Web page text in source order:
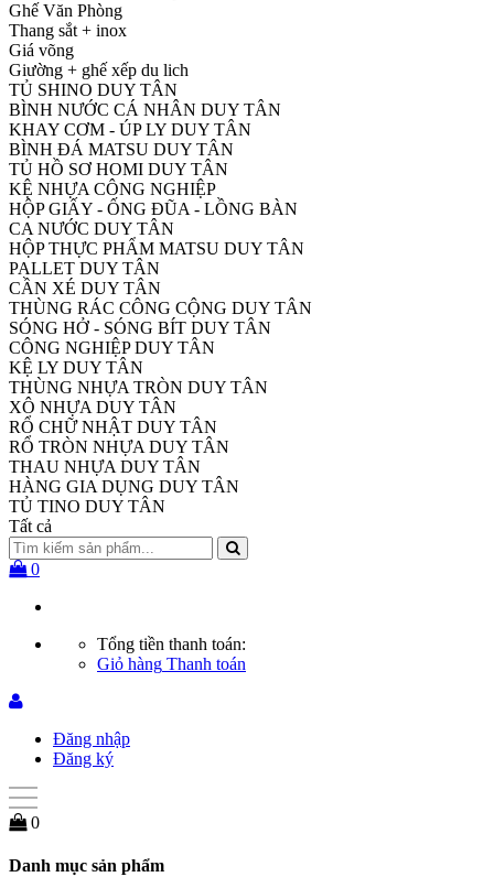
Ghế Văn Phòng
Thang sắt + inox
Giá võng
Giường + ghế xếp du lich
TỦ SHINO DUY TÂN
BÌNH NƯỚC CÁ NHÂN DUY TÂN
KHAY CƠM - ÚP LY DUY TÂN
BÌNH ĐÁ MATSU DUY TÂN
TỦ HỒ SƠ HOMI DUY TÂN
KỆ NHỰA CÔNG NGHIỆP
HỘP GIẤY - ỐNG ĐŨA - LỒNG BÀN
CA NƯỚC DUY TÂN
HỘP THỰC PHẨM MATSU DUY TÂN
PALLET DUY TÂN
CẦN XÉ DUY TÂN
THÙNG RÁC CÔNG CỘNG DUY TÂN
SÓNG HỞ - SÓNG BÍT DUY TÂN
CÔNG NGHIỆP DUY TÂN
KỆ LY DUY TÂN
THÙNG NHỰA TRÒN DUY TÂN
XÔ NHỰA DUY TÂN
RỔ CHỮ NHẬT DUY TÂN
RỔ TRÒN NHỰA DUY TÂN
THAU NHỰA DUY TÂN
HÀNG GIA DỤNG DUY TÂN
TỦ TINO DUY TÂN
Tất cả
0
Tổng tiền thanh toán:
Giỏ hàng Thanh toán
Đăng nhập
Đăng ký
0
Danh mục sản phẩm